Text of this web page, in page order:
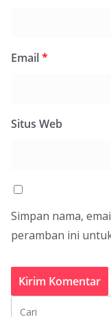
Email*
Situs Web
Simpan nama,
peramban ini